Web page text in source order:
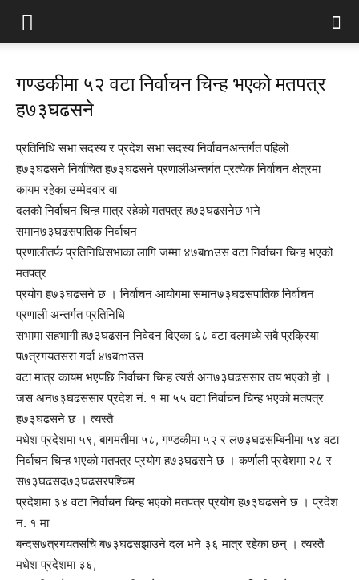
गण्डकीमा ५२ वटा निर्वाचन चिन्ह भएको मतपत्र
ह७३घढसने
प्रतिनिधि सभा सदस्य र प्रदेश सभा सदस्य निर्वाचनअन्तर्गत पहिलो
ह७३घढसने निर्वाचित ह७३घढसने प्रणालीअन्तर्गत प्रत्येक निर्वाचन क्षेत्रमा
कायम रहेका उम्मेदवार वा
दलको निर्वाचन चिन्ह मात्र रहेको मतपत्र ह७३घढसनेछ भने
समान७३घढसपातिक निर्वाचन
प्रणालीतर्फ प्रतिनिधिसभाका लागि जम्मा ४७बmउस वटा निर्वाचन चिन्ह भएको
मतपत्र
प्रयोग ह७३घढसने छ । निर्वाचन आयोगमा समान७३घढसपातिक निर्वाचन
प्रणाली अन्तर्गत प्रतिनिधि
सभामा सहभागी ह७३घढसन निवेदन दिएका ६८ वटा दलमध्ये सबै प्रक्रिया
प७त्रगयतसरा गर्दा ४७बmउस
वटा मात्र कायम भएपछि निर्वाचन चिन्ह त्यसै अन७३घढससार तय भएको हो ।
जस अन७३घढससार प्रदेश नं. १ मा ५५ वटा निर्वाचन चिन्ह भएको मतपत्र
ह७३घढसने छ । त्यस्तै
मधेश प्रदेशमा ५९, बागमतीमा ५८, गण्डकीमा ५२ र ल७३घढसम्बिनीमा ५४ वटा
निर्वाचन चिन्ह भएको मतपत्र प्रयोग ह७३घढसने छ । कर्णाली प्रदेशमा २८ र
स७३घढसद७३घढसरपश्चिम
प्रदेशमा ३४ वटा निर्वाचन चिन्ह भएको मतपत्र प्रयोग ह७३घढसने छ । प्रदेश
नं. १ मा
बन्दस७त्रगयतसचि ब७३घढसझाउने दल भने ३६ मात्र रहेका छन् । त्यस्तै
मधेश प्रदेशमा ३६,